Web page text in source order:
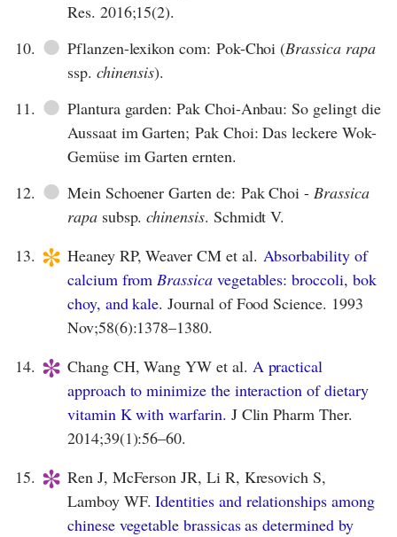
Res. 2016;15(2).
10. ● Pflanzen-lexikon com: Pok-Choi (Brassica rapa
ssp. chinensis).
11. ● Plantura garden: Pak Choi-Anbau: So gelingt die
Aussaat im Garten; Pak Choi: Das leckere Wok-
Gemüse im Garten ernten.
12. ● Mein Schoener Garten de: Pak Choi -Brassica
rapasubsp.chinensis. Schmidt V.
13. * Heaney RP, Weaver CM et al. Absorbability of
calcium fromBrassicavegetables: broccoli, bok
choy, and kale. Journal of Food Science. 1993
Nov;58(6):1378–1380.
14. * Chang CH, Wang YW et al. A practical
approach to minimize the interaction of dietary
vitamin K with warfarin. J Clin Pharm Ther.
2014;39(1):56–60.
15. * Ren J, McFerson JR, Li R, Kresovich S,
Lamboy WF.Identities and relationships among
chinese vegetable brassicas as determined by